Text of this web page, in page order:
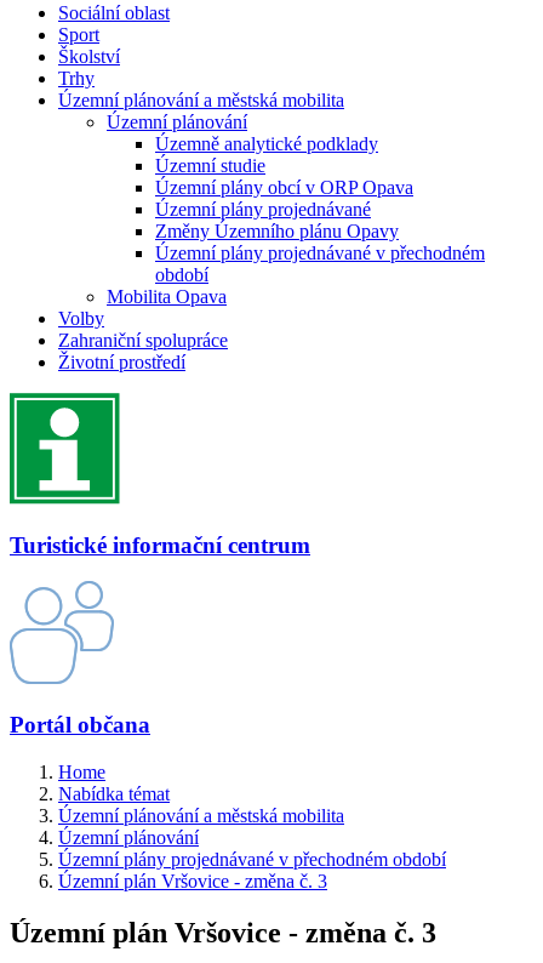
Sociální oblast
Sport
Školství
Trhy
Územní plánování a městská mobilita
Územní plánování
Územně analytické podklady
Územní studie
Územní plány obcí v ORP Opava
Územní plány projednávané
Změny Územního plánu Opavy
Územní plány projednávané v přechodném
období
Mobilita Opava
Volby
Zahraniční spolupráce
Životní prostředí
Turistické informační centrum
Portál občana
Home
Nabídka témat
Územní plánování a městská mobilita
Územní plánování
Územní plány projednávané v přechodném období
Územní plán Vršovice - změna č. 3
Územní plán Vršovice - změna č. 3